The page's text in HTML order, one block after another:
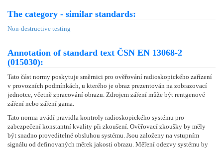
The category - similar standards:
Non-destructive testing
Annotation of standard text ČSN EN 13068-2
(015030):
Tato část normy poskytuje směrnici pro ověřování radioskopického zařízení
v provozních podmínkách, u kterého je obraz prezentován na zobrazovací
jednotce, včetně zpracování obrazu. Zdrojem záření může být rentgenové
záření nebo záření gama.
Tato norma uvádí pravidla kontroly radioskopického systému pro
zabezpečení konstantní kvality při zkoušení. Ověřovací zkoušky by měly
být snadno proveditelné obsluhou systému. Jsou založeny na vstupním
signálu od definovaných měrek jakosti obrazu. Měření odezvy systému by